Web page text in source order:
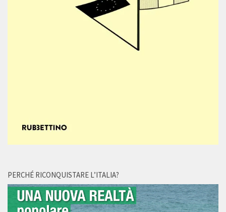
PERCHÉ RICONQUISTARE L’ITALIA?